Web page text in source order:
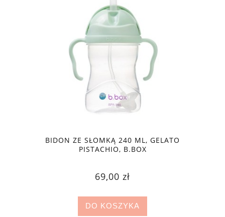
BIDON ZE SŁOMKĄ 240 ML, GELATO
PISTACHIO, B.BOX
69,00 zł
DO KOSZYKA